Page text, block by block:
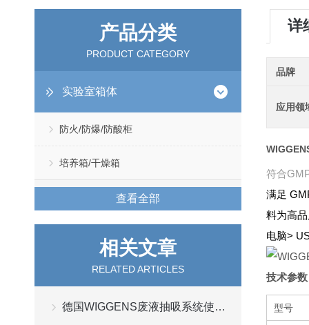
产品分类
PRODUCT CATEGORY
实验室箱体
防火/防爆/防酸柜
培养箱/干燥箱
查看全部
相关文章
RELATED ARTICLES
德国WIGGENS废液抽吸系统使用效果如何？
详
品牌
应用领
符合
满足
料为高
电脑>
技术参数
型号